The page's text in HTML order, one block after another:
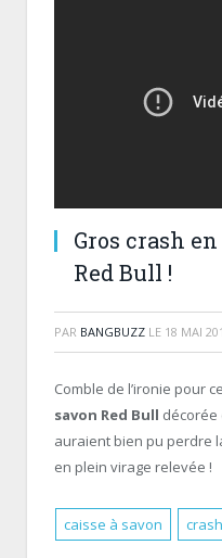
Gros crash
Red Bull !
PAR BANGBUZZ LE 18 MAI
Comble de l’ironie pour
savon Red Bull décorée
auraient bien pu perdre
en plein virage relevée !
caisse à savon crash